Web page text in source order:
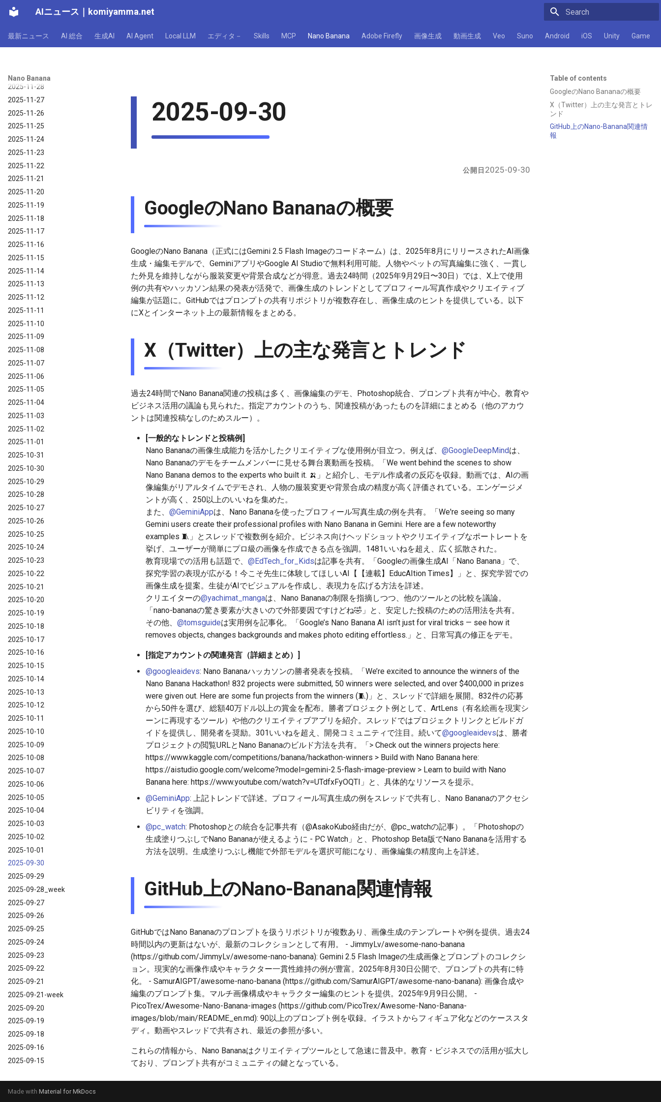
AIニュース komiyamma.net
最新ニュース AI 総合 生成AI AI Agent Local LLM エディタ－ Skills MCP Nano Banana Adobe Firefly 画像生成 動画生成 Veo Suno Android iOS Unity Game
Nano Banana
2025-12-04
2025-12-02
2025-12-01
2025-11-29
2025-11-28
2025-11-27
2025-11-26
2025-11-25
2025-11-24
2025-11-23
2025-11-22
2025-11-21
2025-11-20
2025-11-19
2025-11-18
2025-11-17
2025-11-16
2025-11-15
2025-11-14
2025-11-13
2025-11-12
2025-11-11
2025-11-10
2025-11-09
2025-11-08
2025-11-07
2025-11-06
2025-11-05
2025-11-04
2025-11-03
2025-11-02
2025-11-01
2025-10-31
2025-10-30
2025-10-29
2025-10-28
2025-10-27
2025-10-26
2025-10-25
2025-10-24
2025-10-23
2025-10-22
2025-10-21
2025-10-20
2025-10-19
2025-10-18
2025-10-17
2025-10-16
2025-10-15
2025-10-14
2025-10-13
2025-10-12
2025-10-11
2025-10-10
2025-10-09
2025-10-08
2025-10-07
2025-10-06
2025-10-05
2025-10-04
2025-10-03
2025-10-02
2025-10-01
2025-09-30
2025-09-29
2025-09-28_week
2025-09-27
2025-09-26
2025-09-25
2025-09-24
2025-09-23
2025-09-22
2025-09-21
2025-09-21-week
2025-09-20
2025-09-19
2025-09-18
2025-09-16
2025-09-15
Table of contents
GoogleのNano Bananaの概要
X（Twitter）上の主な発言とトレ
ンド
GitHub上のNano-Banana関連情
報
2025-09-30
公開日 2025-09-30
GoogleのNano Bananaの概要
GoogleのNano Banana（正式にはGemini 2.5 Flash Imageのコードネーム）は、2025年8月にリリースされたAI画像
生成・編集モデルで、GeminiアプリやGoogle AI Studioで無料利用可能。人物やペットの写真編集に強く、一貫し
た外見を維持しながら服装変更や背景合成などが得意。過去24時間（2025年9月29日〜30日）では、X上で使用
例の共有やハッカソン結果の発表が活発で、画像生成のトレンドとしてプロフィール写真作成やクリエイティブ
編集が話題に。GitHubではプロンプトの共有リポジトリが複数存在し、画像生成のヒントを提供している。以下
にXとインターネット上の最新情報をまとめる。
X（Twitter）上の主な発言とトレンド
過去24時間でNano Banana関連の投稿は多く、画像編集のデモ、Photoshop統合、プロンプト共有が中心。教育や
ビジネス活用の議論も見られた。指定アカウントのうち、関連投稿があったものを詳細にまとめる（他のアカウ
ントは関連投稿なしのためスルー）。
[一般的なトレンドと投稿例]
Nano Bananaの画像生成能力を活かしたクリエイティブな使用例が目立つ。例えば、 @GoogleDeepMindは、
Nano Bananaのデモをチームメンバーに見せる舞台裏動画を投稿。「We went behind the scenes to show
Nano Banana demos to the experts who built it. 🍌」と紹介し、モデル作成者の反応を収録。動画では、AIの画
像編集がリアルタイムでデモされ、人物の服装変更や背景合成の精度が高く評価されている。エンゲージメ
ントが高く、250以上のいいねを集めた。
また、 @GeminiAppは、Nano Bananaを使ったプロフィール写真生成の例を共有。「We're seeing so many
Gemini users create their professional profiles with Nano Banana in Gemini. Here are a few noteworthy
examples 🧵」とスレッドで複数例を紹介。ビジネス向けヘッドショットやクリエイティブなポートレートを
挙げ、ユーザーが簡単にプロ級の画像を作成できる点を強調。1481いいねを超え、広く拡散された。
教育現場での活用も話題で、 @EdTech_for_Kidsは記事を共有。「Googleの画像生成AI「Nano Banana」で、
探究学習の表現が広がる！今こそ先生に体験してほしいAI【【連載】EducAItion Times】」と、探究学習での
画像生成を提案。生徒がAIでビジュアルを作成し、表現力を広げる方法を詳述。
クリエイターの@yachimat_mangaは、Nano Bananaの制限を指摘しつつ、他のツールとの比較を議論。
「nano-bananaの驚き要素が大きいので外部要因ですけどね🤣」と、安定した投稿のための活用法を共有。
その他、 @tomsguideは実用例を記事化。「Google’s Nano Banana AI isn’t just for viral tricks — see how it
removes objects, changes backgrounds and makes photo editing effortless.」と、日常写真の修正をデモ。
[指定アカウントの関連発言（詳細まとめ）]
@googleaidevs: Nano Bananaハッカソンの勝者発表を投稿。「We’re excited to announce the winners of the
Nano Banana Hackathon! 832 projects were submitted, 50 winners were selected, and over $400,000 in prizes
were given out. Here are some fun projects from the winners (🧵)」と、スレッドで詳細を展開。832件の応募
から50件を選び、総額40万ドル以上の賞金を配布。勝者プロジェクト例として、ArtLens（有名絵画を現実シ
ーンに再現するツール）や他のクリエイティブアプリを紹介。スレッドではプロジェクトリンクとビルドガ
イドを提供し、開発者を奨励。301いいねを超え、開発コミュニティで注目。続いて@googleaidevsは、勝者
プロジェクトの閲覧URLとNano Bananaのビルド方法を共有。「> Check out the winners projects here:
https://www.kaggle.com/competitions/banana/hackathon-winners > Build with Nano Banana here:
https://aistudio.google.com/welcome?model=gemini-2.5-flash-image-preview > Learn to build with Nano
Banana here: https://www.youtube.com/watch?v=UTdfxFyOQTI」と、具体的なリソースを提示。
@GeminiApp: 上記トレンドで詳述。プロフィール写真生成の例をスレッドで共有し、Nano Bananaのアクセシ
ビリティを強調。
@pc_watch: Photoshopとの統合を記事共有（@AsakoKubo経由だが、@pc_watchの記事）。「Photoshopの
生成塗りつぶしでNano Bananaが使えるように - PC Watch」と、Photoshop Beta版でNano Bananaを活用する
方法を説明。生成塗りつぶし機能で外部モデルを選択可能になり、画像編集の精度向上を詳述。
GitHub上のNano-Banana関連情報
GitHubではNano Bananaのプロンプトを扱うリポジトリが複数あり、画像生成のテンプレートや例を提供。過去24
時間以内の更新はないが、最新のコレクションとして有用。 - JimmyLv/awesome-nano-banana
(https://github.com/JimmyLv/awesome-nano-banana): Gemini 2.5 Flash Imageの生成画像とプロンプトのコレクシ
ョン。現実的な画像作成やキャラクター一貫性維持の例が豊富。2025年8月30日公開で、プロンプトの共有に特
化。 - SamurAIGPT/awesome-nano-banana (https://github.com/SamurAIGPT/awesome-nano-banana): 画像合成や
編集のプロンプト集。マルチ画像構成やキャラクター編集のヒントを提供。2025年9月9日公開。 -
PicoTrex/Awesome-Nano-Banana-images (https://github.com/PicoTrex/Awesome-Nano-Banana-
images/blob/main/README_en.md): 90以上のプロンプト例を収録。イラストからフィギュア化などのケーススタ
ディ。動画やスレッドで共有され、最近の参照が多い。
これらの情報から、Nano Bananaはクリエイティブツールとして急速に普及中。教育・ビジネスでの活用が拡大し
ており、プロンプト共有がコミュニティの鍵となっている。
Made with Material for MkDocs